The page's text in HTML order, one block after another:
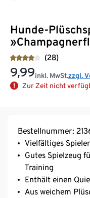
Hunde-
(28)
9,99inkl. MwSt.zzgl.
Zur Zeit nicht
Bestellnummer:
Vielfältiges
Gutes Spielzeug
Training
Enthält einen
Aus weichem